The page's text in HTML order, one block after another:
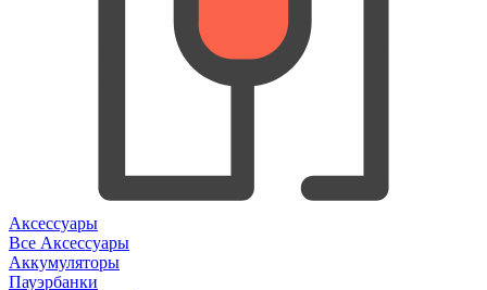
Аксессуары
Все Аксессуары
Аккумуляторы
Пауэрбанки